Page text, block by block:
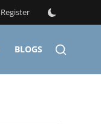
Register
BLOGS